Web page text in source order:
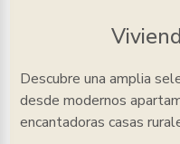
Descubre una amplia
desde modernos
encantadoras casas